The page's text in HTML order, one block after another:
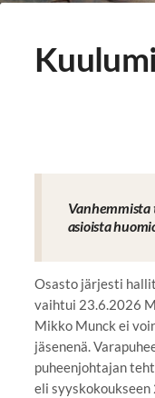
asioista
Osasto järjesti
vaihtui 23.6.2026
Mikko Munck ei
jäsenenä.
puheenjohtajan
eli